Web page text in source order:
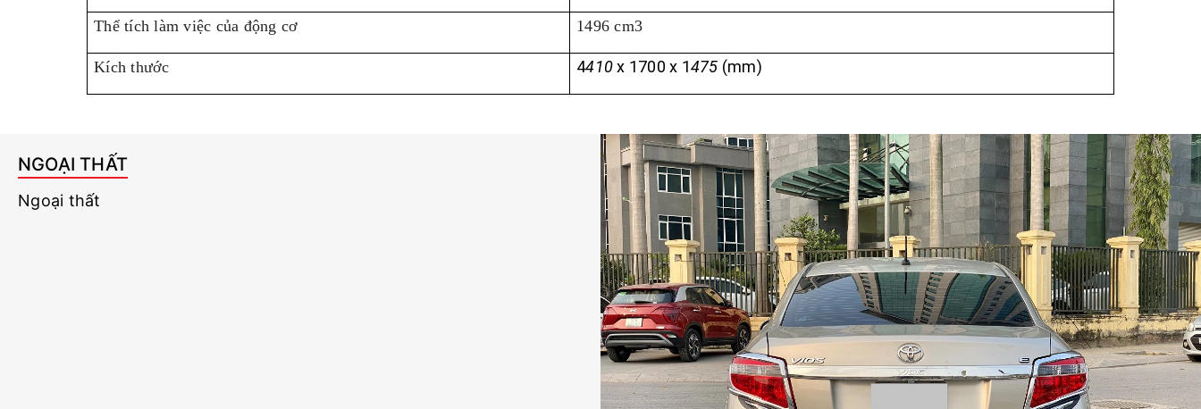
Thể tích làm việc của động cơ 1496 cm3
Kích thước 4410x 1700 x 1475 (mm)
NGOẠI THẤT
Ngoại thất